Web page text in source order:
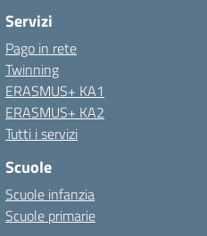
Servizi
Pago in rete
Twinning
ERASMUS+ KA1
ERASMUS+ KA2
Tutti i servizi
Scuole
Scuole infanzia
Scuole primarie